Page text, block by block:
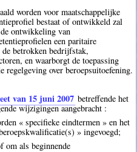
worden voor maatschappelijke
bestaat of ontwikkeld zal
ontwikkeling van
een paritaire
betrokken bedrijfstak,
en waarborgt de toepassing
regelgeving over beroepsuitoefening.
van 15 juni 2007 betreffende het
wijzigingen aangebracht :
« specifieke eindtermen » en het
» ingevoegd;
om als beginnende